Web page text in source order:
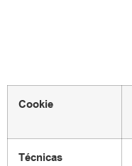
Cookie
Técnicas